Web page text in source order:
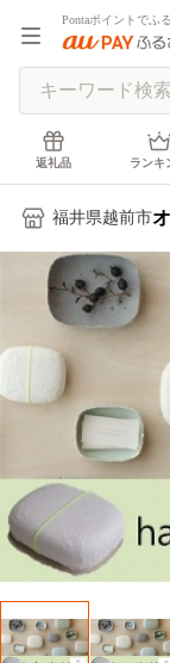
Pontaポイントでふ
返礼品 ランキ
福井県越前市